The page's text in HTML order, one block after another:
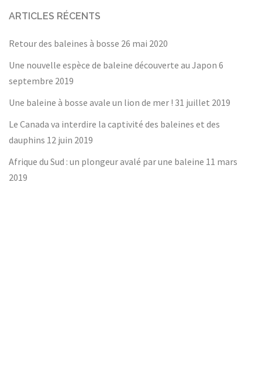
ARTICLES RÉCENTS
Retour des baleines à bosse 26 mai 2020
Une nouvelle espèce de baleine découverte au Japon 6
septembre 2019
Une baleine à bosse avale un lion de mer ! 31 juillet 2019
Le Canada va interdire la captivité des baleines et des
dauphins 12 juin 2019
Afrique du Sud : un plongeur avalé par une baleine 11 mars
2019